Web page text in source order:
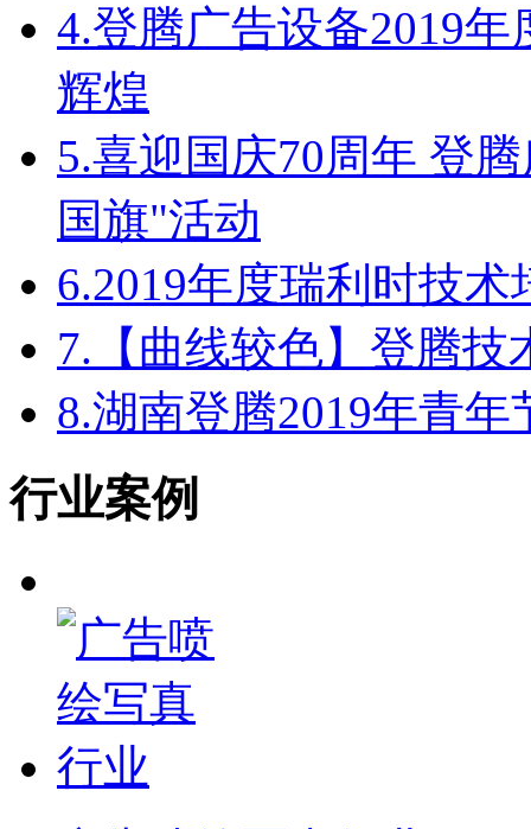
4.登腾广告设备2019
辉煌
5.喜迎国庆70周年 登
国旗"活动
6.2019年度瑞利时技
7. 【曲线较色】登腾
8.湖南登腾2019年青
行业案例